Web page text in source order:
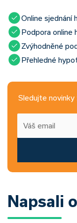
Online sjednání
Podpora online
Zvýhodněné
Přehledné
Sledujte
Napsali